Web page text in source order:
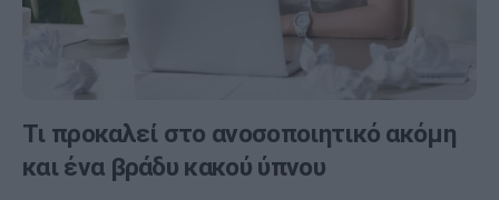
Τι προκαλεί στο ανοσοποιητικό ακόμη
και ένα βράδυ κακού ύπνου